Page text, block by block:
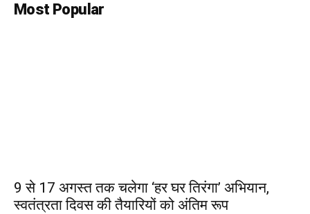
Most Popular
9 से 17 अगस्त तक चलेगा ‘हर घर तिरंगा’ अभियान,
स्वतंत्रता दिवस की तैयारियों को अंतिम रूप